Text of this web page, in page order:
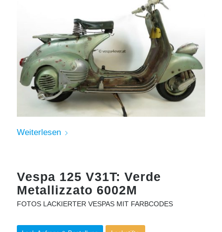
Weiterlesen
Vespa 125 V31T: Verde
Metallizzato 6002M
FOTOS LACKIERTER VESPAS MIT FARBCODES